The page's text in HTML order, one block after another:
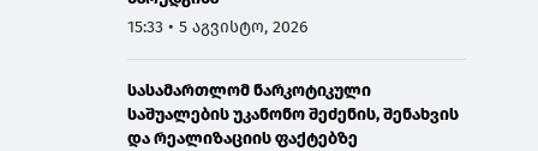
15:33 • 5 აგვისტო, 2026
სასამართლომ ნარკოტიკული
საშუალების უკანონო შეძენის, შენახვის
და რეალიზაციის ფაქტებზე